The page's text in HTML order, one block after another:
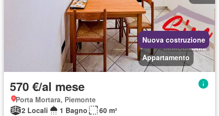
Nuova costruzione
Appartamento
570 €/al mese
Porta Mortara, Piemonte
2 Locali
1 Bagno 60 m²